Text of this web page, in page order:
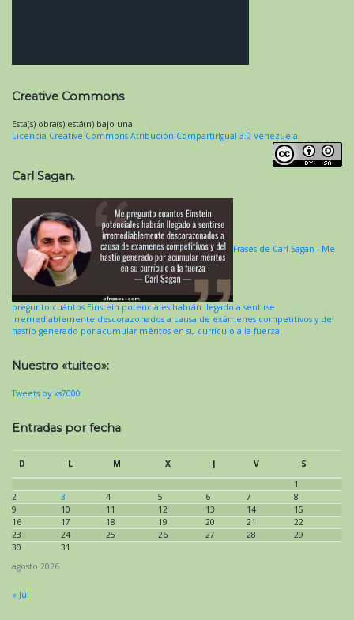
Creative Commons
Esta(s) obra(s) está(n) bajo una
Licencia Creative Commons Atribución-CompartirIgual 3.0 Venezuela
Carl Sagan.
Frases de Carl Sagan - Me
pregunto cuántos Einstein potenciales habrán llegado a sentirse
irremediablemente descorazonados a causa de exámenes competitivos y del
hastío generado por acumular méritos en su currículo a la fuerza.
Nuestro «tuiteo»:
Tweets by ks7000
Entradas por fecha
agosto 2026
D L M X J V
S
1
2
3 4 5 6 7
8
9
10 11 12 13 14
15
16
17 18 19 20 21
22
23
24 25 26 27 28
29
30
31
« Jul